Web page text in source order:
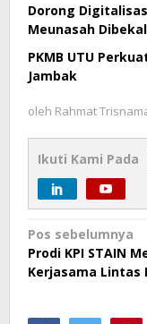
Dorong
Meunasah
PKMB UTU
Jambak
oleh Rahmat
Ikuti Kami Pada
Navigasi
pos
Pos sebelumnya
Prodi KPI STAIN
Kerjasama Lintas